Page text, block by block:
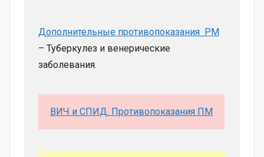
Дополнительные противопоказания PM
– Туберкулез и венерические
заболевания.
ВИЧ и СПИД. Противопоказания ПМ